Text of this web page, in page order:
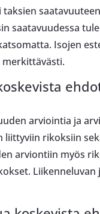
saatavuudessa
Isojen
arviointia ja
rikoksiin
arviontiin myös
Liikenneluvan